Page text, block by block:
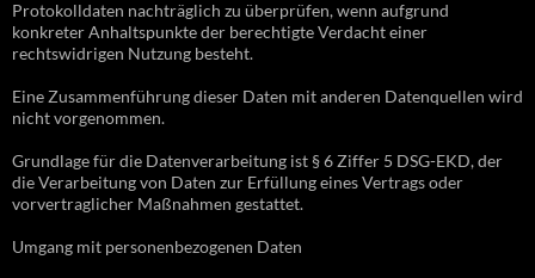
Protokolldaten nachträglich zu überprüfen, wenn aufgrund
konkreter Anhaltspunkte der berechtigte Verdacht einer
rechtswidrigen Nutzung besteht.
Eine Zusammenführung dieser Daten mit anderen Datenquellen wird
nicht vorgenommen.
Grundlage für die Datenverarbeitung ist § 6 Ziffer 5 DSG-EKD, der
die Verarbeitung von Daten zur Erfüllung eines Vertrags oder
vorvertraglicher Maßnahmen gestattet.
Umgang mit personenbezogenen Daten